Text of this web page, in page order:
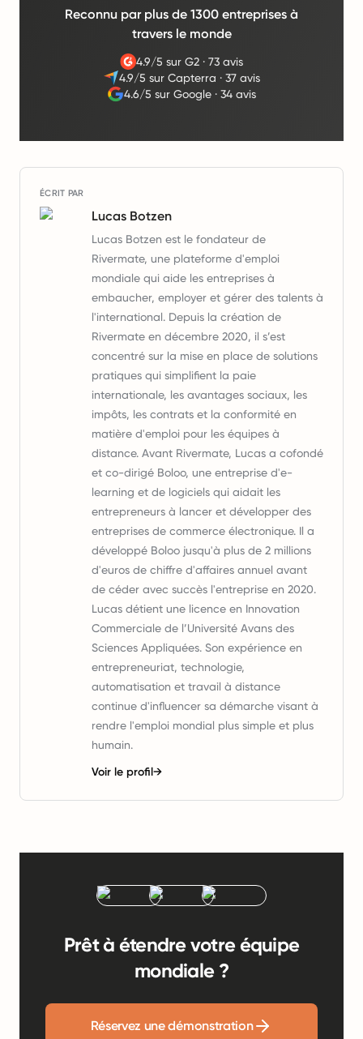
Reconnu par plus de 1300 entreprises à
travers le monde
4.9/5 sur G2 ·73 avis
4.9/5 sur Capterra ·37 avis
4.6/5 sur Google· 34 avis
ÉCRIT PAR
Lucas Botzen
Lucas Botzen est le fondateur de
Rivermate, une plateforme d'emploi
mondiale qui aide les entreprises à
embaucher, employer et gérer des talents à
l'international. Depuis la création de
Rivermate en décembre 2020, il s’est
concentré sur la mise en place de solutions
pratiques qui simplifient la paie
internationale, les avantages sociaux, les
impôts, les contrats et la conformité en
matière d'emploi pour les équipes à
distance. Avant Rivermate, Lucas a cofondé
et co-dirigé Boloo, une entreprise d'e-
learning et de logiciels qui aidait les
entrepreneurs à lancer et développer des
entreprises de commerce électronique. Il a
développé Boloo jusqu'à plus de 2 millions
d'euros de chiffre d'affaires annuel avant
de céder avec succès l'entreprise en 2020.
Lucas détient une licence en Innovation
Commerciale de l’Université Avans des
Sciences Appliquées. Son expérience en
entrepreneuriat, technologie,
automatisation et travail à distance
continue d'influencer sa démarche visant à
rendre l'emploi mondial plus simple et plus
humain.
Voir le profil→
Prêt à étendre votre équipe
mondiale ?
Réservez une démonstration